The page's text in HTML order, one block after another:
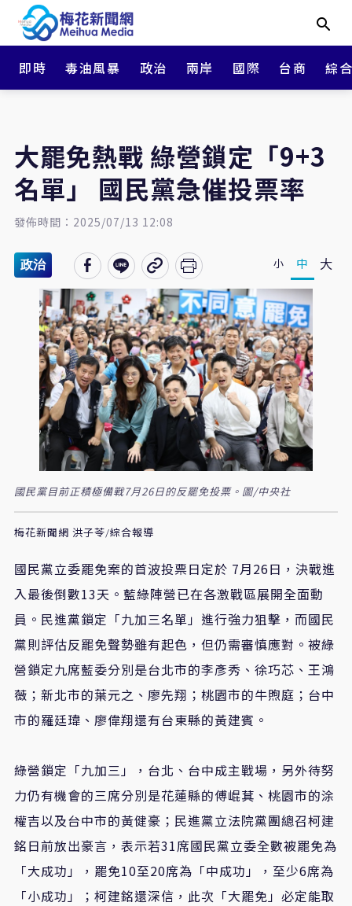
即時 毒油風暴 政治 兩岸 國際 台商 綜
大罷免熱戰 綠營鎖定「9+3
名單」 國民黨急催投票率
發佈時間：2025/07/13 12:08
政治 小 中 大
國民黨目前正積極備戰7月26日的反罷免投票。圖/中央社
梅花新聞網 洪子苓/綜合報導
國民黨立委罷免案的首波投票日定於 7月26日，決戰進
入最後倒數13天。藍綠陣營已在各激戰區展開全面動
員。民進黨鎖定「九加三名單」進行強力狙擊，而國民
黨則評估反罷免聲勢雖有起色，但仍需審慎應對。被綠
營鎖定九席藍委分別是台北市的李彥秀、徐巧芯、王鴻
薇；新北市的葉元之、廖先翔；桃園市的牛煦庭；台中
市的羅廷瑋、廖偉翔還有台東縣的黃建賓。
綠營鎖定「九加三」，台北、台中成主戰場，另外待努
力仍有機會的三席分別是花蓮縣的傅崐萁、桃園市的涂
權吉以及台中市的黃健豪；民進黨立法院黨團總召柯建
銘日前放出豪言，表示若31席國民黨立委全數被罷免為
「大成功」，罷免10至20席為「中成功」，至少6席為
「小成功」；柯建銘還深信，此次「大罷免」必定能取